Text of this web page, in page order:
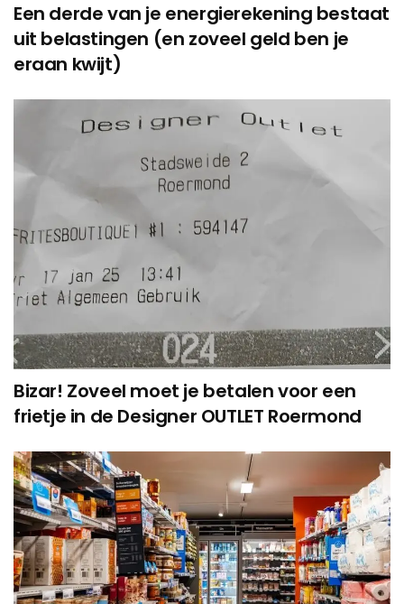
Een derde van je energierekening bestaat
uit belastingen (en zoveel geld ben je
eraan kwijt)
Bizar! Zoveel moet je betalen voor een
frietje in de Designer OUTLET Roermond